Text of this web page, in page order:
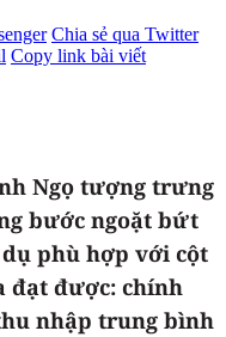
Chia sẻ qua Twitter
Copy link bài viết
Ngọ tượng trưng
bước ngoặt bứt
phù hợp với cột
đạt được: chính
nhập trung bình